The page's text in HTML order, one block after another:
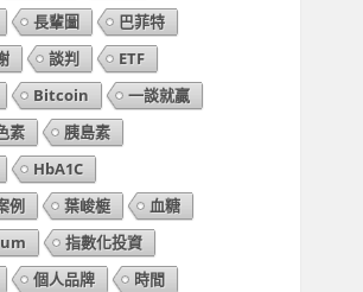
長輩圖
巴菲特
談判
ETF
Bitcoin
一談就贏
素
胰島素
HbA1C
例
葉峻榳
血糖
指數化投資
個人品牌 時間